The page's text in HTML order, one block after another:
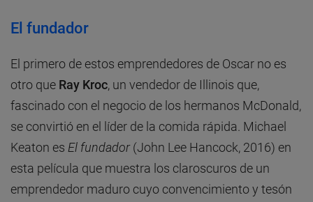
El fundador
El primero de estos emprendedores de Oscar no es
otro que Ray Kroc, un vendedor de Illinois que,
fascinado con el negocio de los hermanos McDonald,
se convirtió en el líder de la comida rápida. Michael
Keaton es El fundador(John Lee Hancock, 2016) en
esta película que muestra los claroscuros de un
emprendedor maduro cuyo convencimiento y tesón